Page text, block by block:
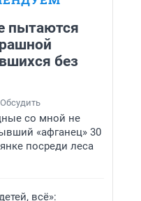
пытаются
без
Обсудить
со мной не
«афганец» 30
посреди леса
всё»: